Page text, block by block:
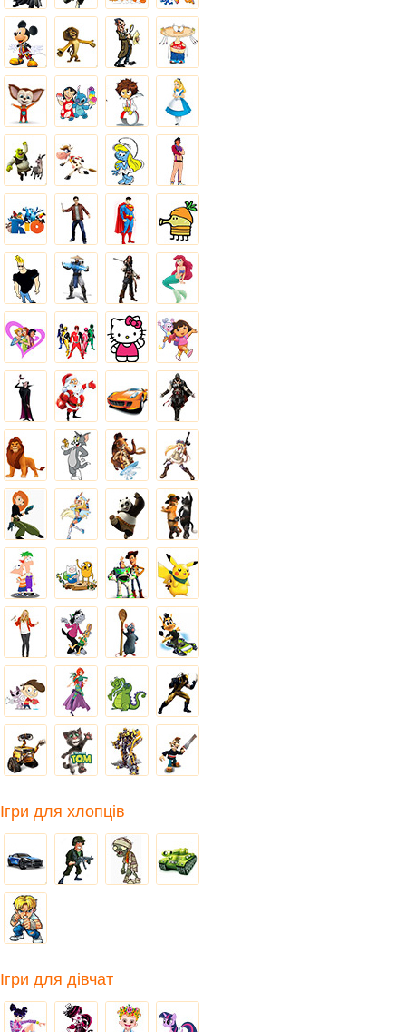
Ігри для хлопців
Ігри для дівчат